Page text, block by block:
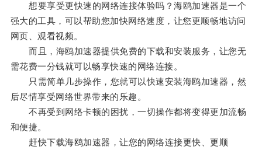
想要享受更快速的网络连接体验吗？海鸥加速器是一个
强大的工具，可以帮助您加快网络速度，让您更顺畅地访问
网页、观看视频。
而且，海鸥加速器提供免费的下载和安装服务，让您无
需花费一分钱就可以畅享快速的网络连接。
只需简单几步操作，您就可以快速安装海鸥加速器，然
后尽情享受网络世界带来的乐趣。
不再受到网络卡顿的困扰，一切操作都将变得更加流畅
和便捷。
赶快下载海鸥加速器，让您的网络连接更快、更顺